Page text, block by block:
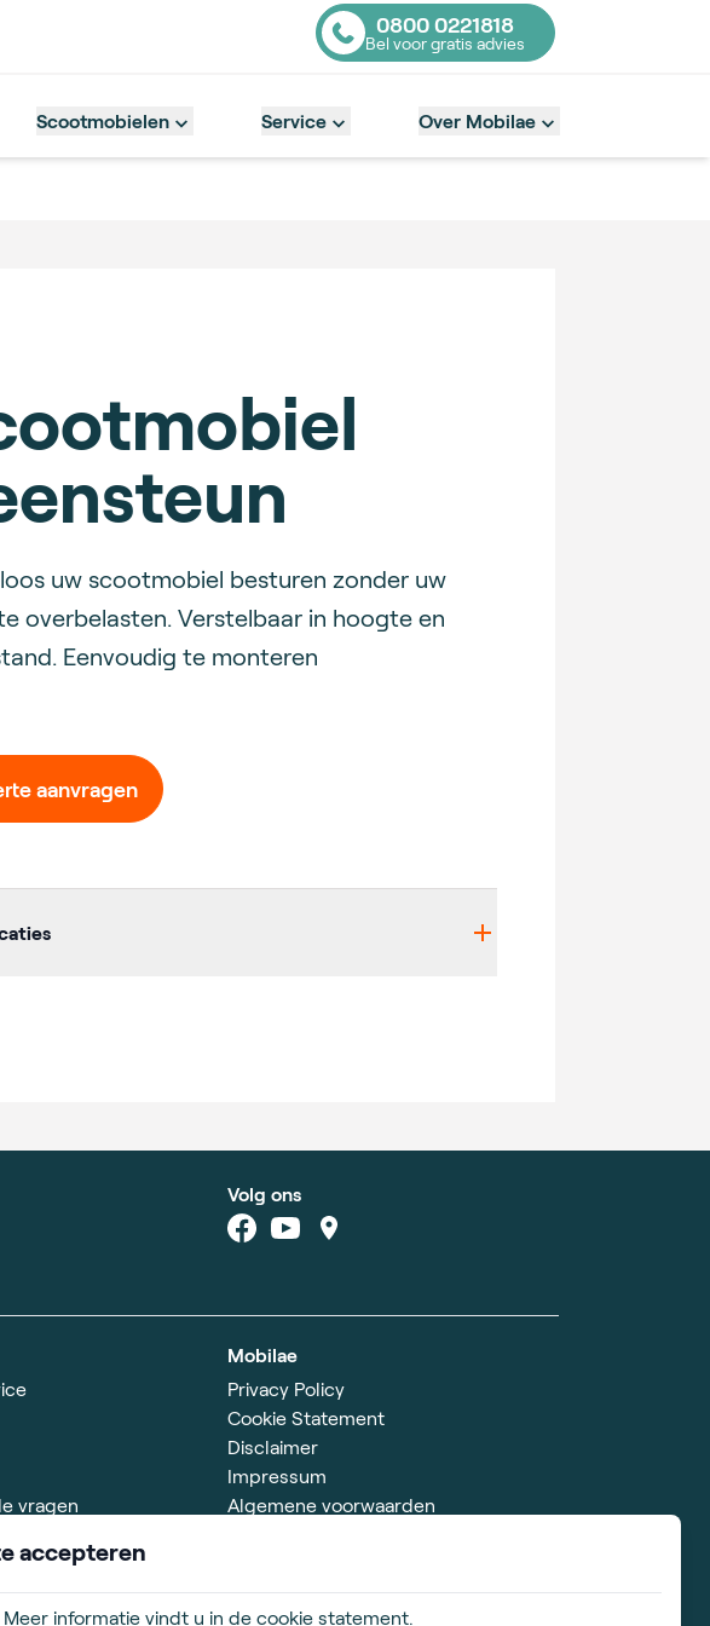
Contact number
0800 0221818
Bel voor gratis advies
Scootmobielen Service Over Mobilae
uw scootmobiel besturen zonder uw
overbelasten. Verstelbaar in hoogte en
Eenvoudig te monteren
aanvragen
Volg ons
vragen
Mobilae
Privacy Policy
Cookie Statement
Disclaimer
Impressum
Algemene voorwaarden
accepteren
informatie vindt u in de cookie statement.